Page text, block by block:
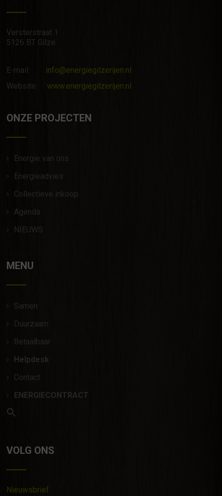
Versterstraat 1
5126 BT Gilze
E-mail:
info@energiegilzerijen.nl
Website:
www.energiegilzerijen.nl
ONZE PROJECTEN
Energie van ons
Energieadvies
Collectieve inkoop
Agenda
NIEUWS
MENU
Samen
Duurzaam
Betaalbaar
Helpdesk
Contact
ENERGIECONTRACT
VOLG ONS
Nieuwsbrief